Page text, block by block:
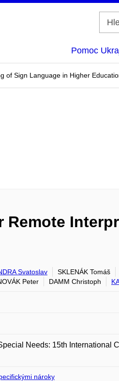
Pomoc
of Sign Language in Higher
Svatoslav SKLENÁK Tomáš
Peter DAMM Christoph
Needs: 15th International
nároky